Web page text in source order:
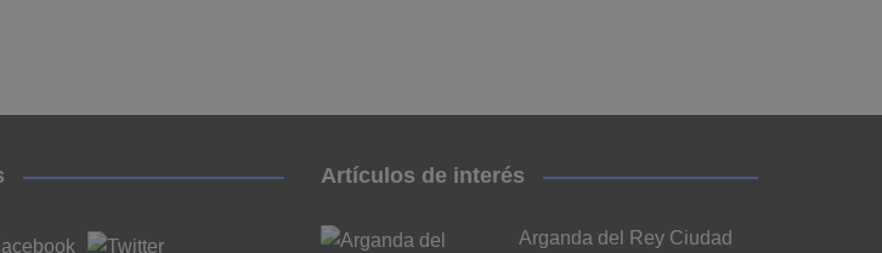
Artículos de interés
Arganda del Rey Ciudad